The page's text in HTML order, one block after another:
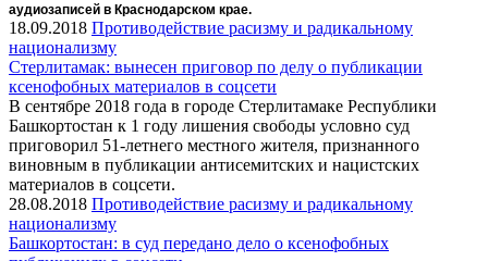
аудиозаписей в Краснодарском крае.
18.09.2018 Противодействие расизму и радикальному
национализму
Стерлитамак: вынесен приговор по делу о публикации
ксенофобных материалов в соцсети
В сентябре 2018 года в городе Стерлитамаке Республики
Башкортостан к 1 году лишения свободы условно суд
приговорил 51-летнего местного жителя, признанного
виновным в публикации антисемитских и нацистских
материалов в соцсети.
28.08.2018 Противодействие расизму и радикальному
национализму
Башкортостан: в суд передано дело о ксенофобных